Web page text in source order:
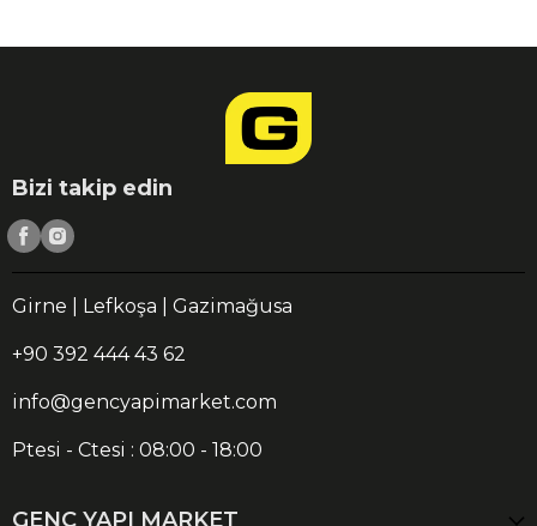
Bizi takip edin
Girne | Lefkoşa | Gazimağusa
+90 392 444 43 62
info@gencyapimarket.com
Ptesi - Ctesi : 08:00 - 18:00
GENÇ YAPI MARKET